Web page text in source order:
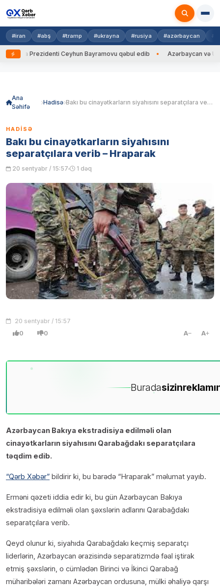
#iran #abş #tramp #ukrayna #rusiya #azərbaycan
Prezidenti Ceyhun Bayramovu qəbul edib Azərbaycan və
Ana
Səhifə
Hadisə Bakı bu cinayətkarların siyahısını separatçılara verib – Hraparak
HADISƏ
Bakı bu cinayətkarların siyahısını
separatçılara verib – Hraparak
20 sentyabr / 15:57 1 dəq
20 sentyabr / 15:57
0 0 A A
Buradasizin
Azərbaycan Bakıya ekstradisiya edilməli olan
cinayətkarların siyahısını Qarabağdakı separatçılara
təqdim edib.
“Qərb Xəbər” bildirir ki, bu barədə “Hraparak” məlumat yayıb.
Erməni qəzeti iddia edir ki, bu gün Azərbaycan Bakıya
ekstradisiya edilməli olan şəxslərin adlarını Qarabağdakı
separatçılara verib.
Qeyd olunur ki, siyahıda Qarabağdakı keçmiş separatçı
liderlərin, Azərbaycan ərazisində separatizmdə fəal iştirak
etmiş şəxslərin, o cümlədən Birinci və İkinci Qarabağ
müharibələri zamanı Azərbaycan ordusuna, mülki əhaliyə qarşı